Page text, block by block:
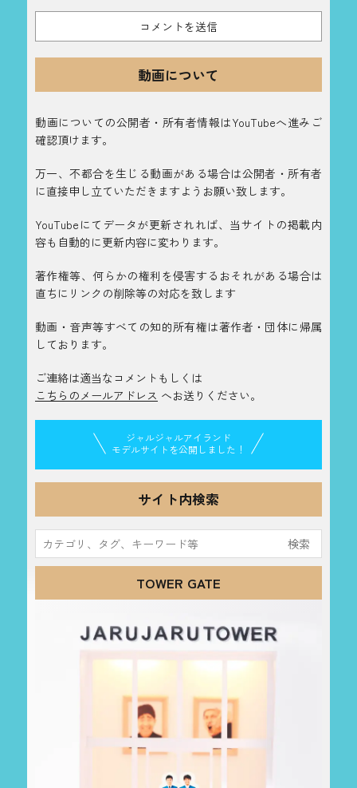
動画について
動画についての公開者・所有者情報はYouTubeへ進みご
確認頂けます。
万一、不都合を生じる動画がある場合は公開者・所有者
に直接申し立ていただきますようお願い致します。
YouTubeにてデータが更新されれば、当サイトの掲載内
容も自動的に更新内容に変わります。
著作権等、何らかの権利を侵害するおそれがある場合は
直ちにリンクの削除等の対応を致します
動画・音声等すべての知的所有権は著作者・団体に帰属
しております。
ご連絡は適当なコメントもしくは
こちらのメールアドレス へお送りください。
ジャルジャルアイランド
モデルサイトを公開しました！
サイト内検索
索:
TOWER GATE